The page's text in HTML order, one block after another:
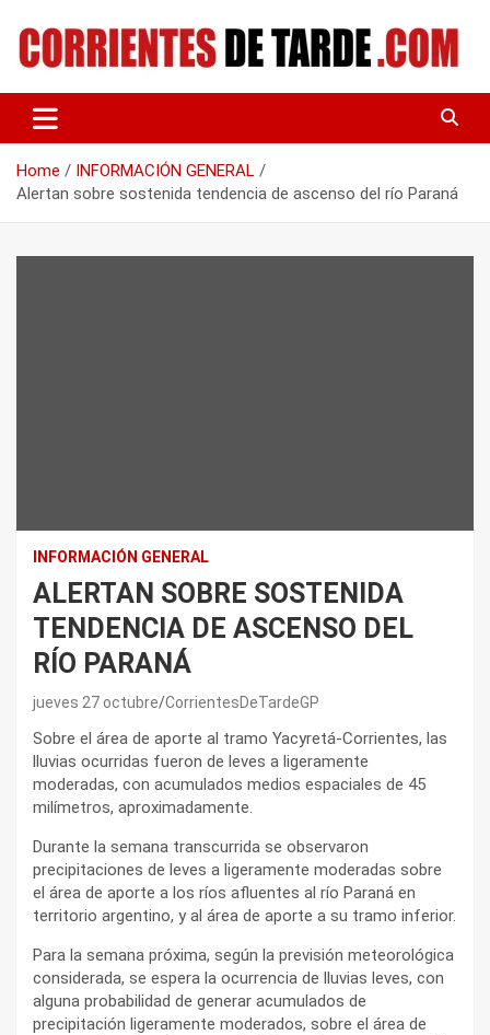
content
CORRIENTES DE TARDE
Home
INFORMACIÓN GENERAL
Alertan sobre sostenida tendencia de ascenso del río Paraná
INFORMACIÓN GENERAL
ALERTAN SOBRE SOSTENIDA
TENDENCIA DE ASCENSO DEL
RÍO PARANÁ
jueves 27 octubre CorrientesDeTardeGP
Sobre el área de aporte al tramo Yacyretá-Corrientes, las
lluvias ocurridas fueron de leves a ligeramente
moderadas, con acumulados medios espaciales de 45
milímetros, aproximadamente.
Durante la semana transcurrida se observaron
precipitaciones de leves a ligeramente moderadas sobre
el área de aporte a los ríos afluentes al río Paraná en
territorio argentino, y al área de aporte a su tramo inferior.
Para la semana próxima, según la previsión meteorológica
considerada, se espera la ocurrencia de lluvias leves, con
alguna probabilidad de generar acumulados de
precipitación ligeramente moderados, sobre el área de